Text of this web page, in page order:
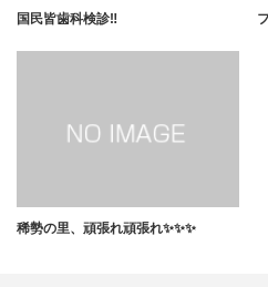
国民皆歯科検診‼️
稀勢の里、頑張れ頑張れ✨✨✨